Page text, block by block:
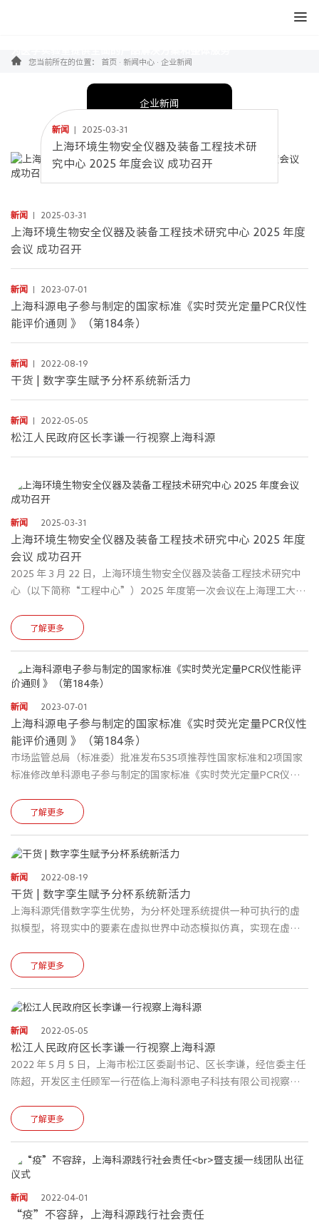
您当前所在的位置： 首页 · 新闻中心 · 企业新闻
企业新闻
新闻 2025-03-31
上海环境生物安全仪器及装备工程技术研
究中心 2025 年度会议 成功召开
新闻 2025-03-31
上海环境生物安全仪器及装备工程技术研究中心 2025 年度
会议 成功召开
新闻 2023-07-01
上海科源电子参与制定的国家标准《实时荧光定量PCR仪性
能评价通则 》（第184条）
新闻 2022-08-19
干货 | 数字孪生赋予分杯系统新活力
新闻 2022-05-05
松江⼈⺠政府区⻓李谦⼀⾏视察上海科源
新闻 2025-03-31
上海环境生物安全仪器及装备工程技术研究中心 2025 年度
会议 成功召开
2025 年 3 月 22 日，上海环境生物安全仪器及装备工程技术研究中
心（以下简称“工程中心”）2025 年度第一次会议在上海理工大学
申、吴清平、庄松林，上海市科委科技基础设施与平台建设处处长
张翌翀，上海理工大学副校长张众，工程中心主任张大伟教授，上
术研究中心主任祁建城，武汉国家生物
了解更多
新闻 2023-07-01
上海科源电子参与制定的国家标准《实时荧光定量PCR仪性
能评价通则 》（第184条）
市场监管总局（标准委）批准发布535项推荐性国家标准和2项国家
标准修改单科源电子参与制定的国家标准《实时荧光定量PCR仪性
2023年5月23日颁布，于2023年12月1日实施
了解更多
新闻 2022-08-19
干货 | 数字孪生赋予分杯系统新活力
上海科源凭借数字孪生优势，为分杯处理系统提供一种可执行的虚
拟模型，将现实中的要素在虚拟世界中动态模拟仿真，实现在虚拟
析和经验，通过数字化的手段对实体对象进行动态仿真、监测、分
析和控制，从而辅助终端用户进行决策。
了解更多
新闻 2022-05-05
松江⼈⺠政府区⻓李谦⼀⾏视察上海科源
2022 年 5 ⽉ 5 ⽇，上海市松江区委副书记、区⻓李谦，经信委主任
陈超，开发区主任顾军⼀⾏莅临上海科源电⼦科技有限公司视察。
⼯复产进程。上海科源电⼦科技有限公司董事⻓袁旭军、总经理王
振煜等⼈陪同视察。
了解更多
新闻 2022-04-01
“疫”不容辞，上海科源践行社会责任